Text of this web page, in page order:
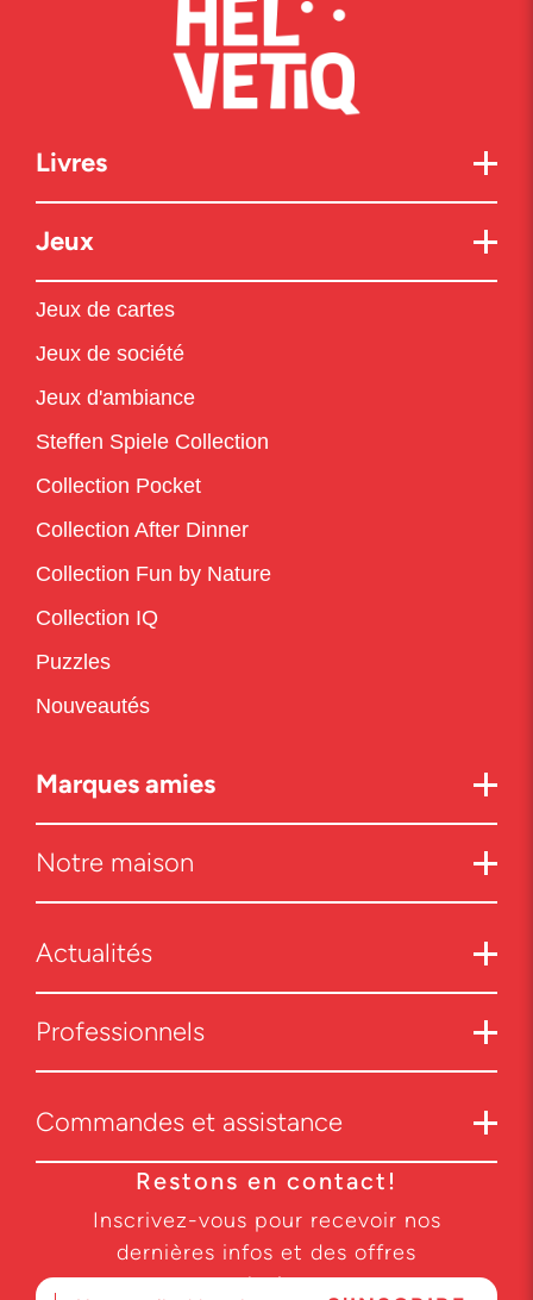
Livres
Jeux
Jeux de cartes
Jeux de société
Jeux d'ambiance
Steffen Spiele Collection
Collection Pocket
Collection After Dinner
Collection Fun by Nature
Collection IQ
Puzzles
Nouveautés
Marques amies
Notre maison
Actualités
Professionnels
Commandes et assistance
Restons en contact!
Inscrivez-vous pour recevoir nos
dernières infos et des offres
exclusives.